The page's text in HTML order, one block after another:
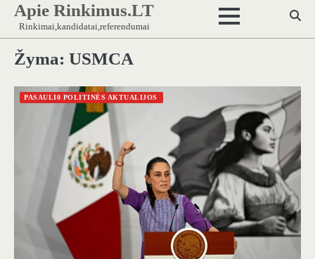
Skip
content
Apie Rinkimus.LT
Rinkimai,kandidatai,referendumai
Žyma: USMCA
PASAULI0 POLITINĖS AKTUALIJOS